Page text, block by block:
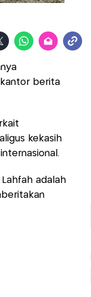
berita
kekasih
adalah